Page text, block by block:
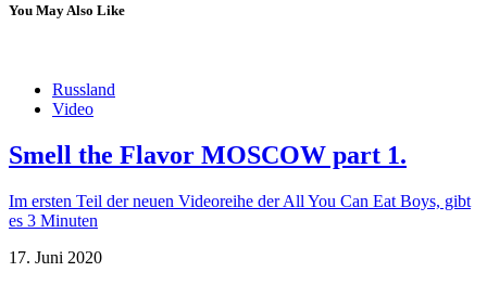
You May Also Like
Russland
Video
Smell the Flavor MOSCOW part 1.
Im ersten Teil der neuen Videoreihe der All You Can Eat Boys, gibt
es 3 Minuten
17. Juni 2020